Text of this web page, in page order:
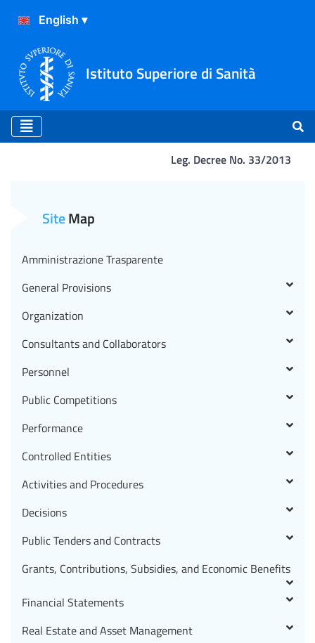
Istituto Superiore di Sanità
Leg. Decree No. 33/2013
SiteMap
Amministrazione Trasparente
General Provisions
Organization
Consultants and Collaborators
Personnel
Public Competitions
Performance
Controlled Entities
Activities and Procedures
Decisions
Public Tenders and Contracts
Grants, Contributions, Subsidies, and Economic Benefits
Financial Statements
Real Estate and Asset Management